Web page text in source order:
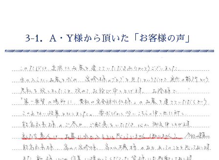
3-1．A・Y様から頂いた「お客様の声」